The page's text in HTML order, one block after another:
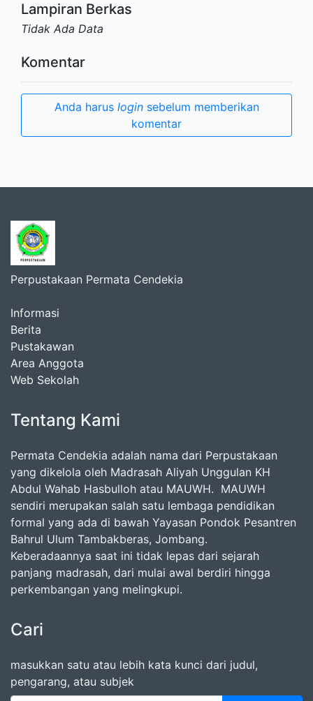
Lampiran Berkas
Tidak Ada Data
Komentar
Anda harus loginsebelum memberikan
komentar
Perpustakaan Permata Cendekia
Informasi
Berita
Pustakawan
Area Anggota
Web Sekolah
Tentang Kami
Permata Cendekia adalah nama dari Perpustakaan
yang dikelola oleh Madrasah Aliyah Unggulan KH
Abdul Wahab Hasbulloh atau MAUWH. MAUWH
sendiri merupakan salah satu lembaga pendidikan
formal yang ada di bawah Yayasan Pondok Pesantren
Bahrul Ulum Tambakberas, Jombang.
Keberadaannya saat ini tidak lepas dari sejarah
panjang madrasah, dari mulai awal berdiri hingga
perkembangan yang melingkupi.
Cari
masukkan satu atau lebih kata kunci dari judul,
pengarang, atau subjek